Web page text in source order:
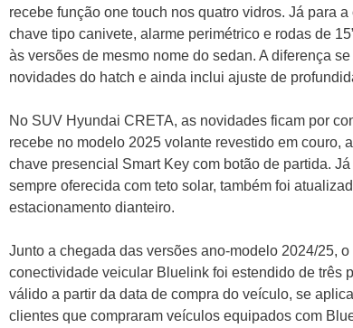
recebe função one touch nos quatro vidros. Já para
chave tipo canivete, alarme perimétrico e rodas de
às versões de mesmo nome do sedan. A diferença
novidades do hatch e ainda inclui ajuste de
No SUV Hyundai CRETA, as novidades ficam por
recebe no modelo 2025 volante revestido em couro,
chave presencial Smart Key com botão de partida.
sempre oferecida com teto solar, também foi
estacionamento dianteiro.
Junto a chegada das versões ano-modelo 2024/25,
conectividade veicular Bluelink foi estendido de três
válido a partir da data de compra do veículo, se
clientes que compraram veículos equipados com